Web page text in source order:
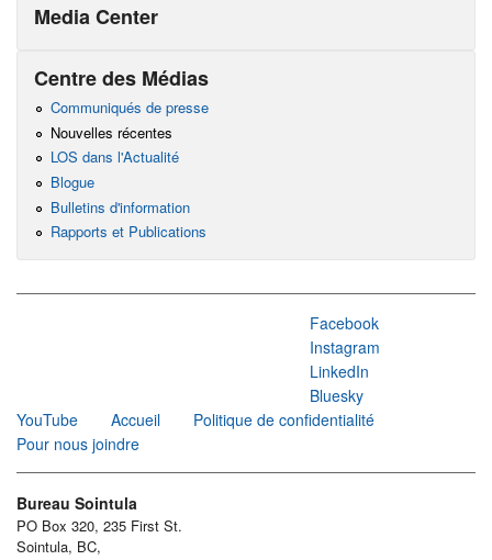
Media Center
Centre des Médias
Communiqués de presse
Nouvelles récentes
LOS dans l'Actualité
Blogue
Bulletins d'information
Rapports et Publications
Facebook
Instagram
LinkedIn
Bluesky
YouTube
Accueil
Politique de confidentialité
Pour nous joindre
Bureau Sointula
PO Box 320, 235 First St.
Sointula, BC,